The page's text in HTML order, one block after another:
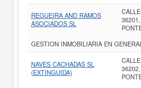
REGUEIRA AND RAMOS
ASOCIADOS SL
GESTION INMOBILIARIA EN
NAVES CACHADAS SL
(EXTINGUIDA)